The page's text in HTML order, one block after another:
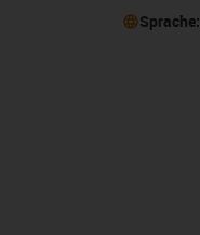
Sprache: